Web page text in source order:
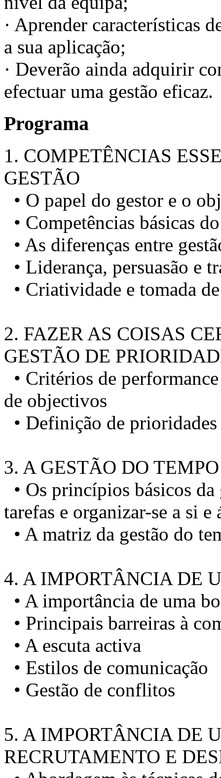
· Aprender características
a sua aplicação;
· Deverão ainda adquirir
efectuar uma gestão eficaz.
Programa
1. COMPETÊNCIAS
GESTÃO
• O papel do gestor e o
• Competências básicas
• As diferenças entre
• Liderança, persuasão e
• Criatividade e tomada
2. FAZER AS COISAS
GESTÃO DE
• Critérios de
de objectivos
• Definição de
3. A GESTÃO DO TEMPO
• Os princípios básicos
tarefas e organizar-se a si e
• A matriz da gestão do
4. A IMPORTÂNCIA DE
• A importância de uma
• Principais barreiras à
• A escuta activa
• Estilos de comunicação
• Gestão de conflitos
5. A IMPORTÂNCIA DE
RECRUTAMENTO E